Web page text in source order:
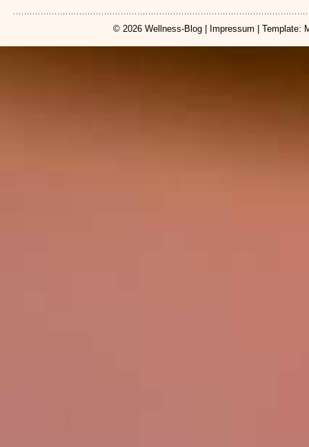
© 2026 Wellness-Blog Impressum | Template: